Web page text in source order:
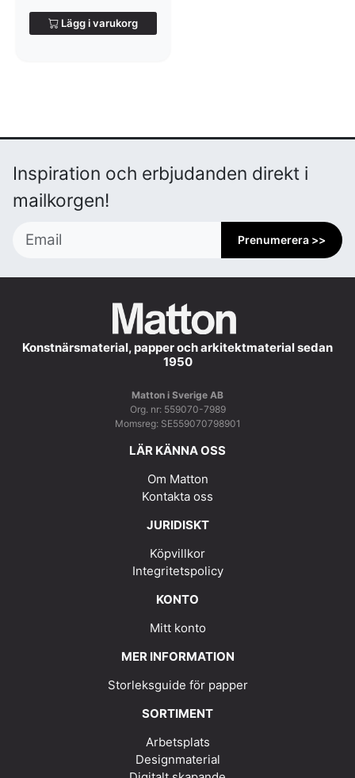
Lägg i varukorg
Inspiration och erbjudanden direkt i
mailkorgen!
Prenumerera >>
Konstnärsmaterial, papper och arkitektmaterial sedan
1950
Matton i Sverige AB
Org. nr: 559070-7989
Momsreg: SE559070798901
LÄR KÄNNA OSS
Om Matton
Kontakta oss
JURIDISKT
Köpvillkor
Integritetspolicy
KONTO
Mitt konto
MER INFORMATION
Storleksguide för papper
SORTIMENT
Arbetsplats
Designmaterial